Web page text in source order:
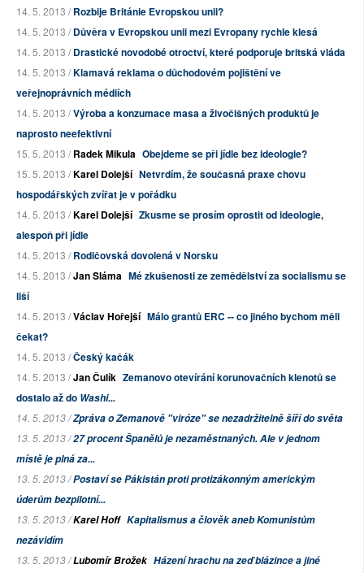
14. 5. 2013 /Rozbije Británie Evropskou unii?
14. 5. 2013 /Důvěra v Evropskou unii mezi Evropany rychle klesá
14. 5. 2013 /Drastické novodobé otroctví, které podporuje britská vláda
14. 5. 2013 /Klamavá reklama o důchodovém pojištění ve
veřejnoprávních médiích
14. 5. 2013 /Výroba a konzumace masa a živočišných produktů je
naprosto neefektivní
15. 5. 2013 /Radek Mikula Obejdeme se při jídle bez ideologie?
15. 5. 2013 /Karel Dolejší Netvrdím, že současná praxe chovu
hospodářských zvířat je v pořádku
14. 5. 2013 /Karel Dolejší Zkusme se prosím oprostit od ideologie,
alespoň při jídle
14. 5. 2013 /Rodičovská dovolená v Norsku
14. 5. 2013 /Jan Sláma Mé zkušenosti ze zemědělství za socialismu se
liší
14. 5. 2013 /Václav Hořejší Málo grantů ERC -- co jiného bychom měli
čekat?
14. 5. 2013 /Český kačák
14. 5. 2013 /Jan Čulík Zemanovo otevírání korunovačních klenotů se
dostalo až do Washi...
14. 5. 2013 /Zpráva o Zemanově "viróze" se nezadržitelně šíří do světa
13. 5. 2013 /27 procent Španělů je nezaměstnaných. Ale v jednom
místě je plná za...
13. 5. 2013 /Postaví se Pákistán proti protizákonným americkým
úderům bezpilotní...
13. 5. 2013 /Karel Hoff Kapitalismus a člověk aneb Komunistům
nezávidím
13. 5. 2013 /Lubomír Brožek Házení hrachu na zeď blázince a jiné